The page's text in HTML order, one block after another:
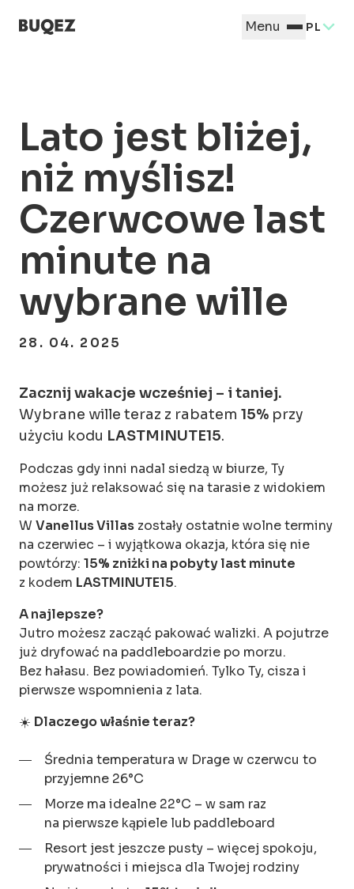
Menu PL
Lato jest bliżej,
niż myślisz!
Czerwcowe last
minute na
wybrane wille
28. 04. 2025
Zacznij wakacje wcześniej – i taniej.
Wybrane wille teraz z rabatem 15% przy
użyciu kodu LASTMINUTE15.
Podczas gdy inni nadal siedzą w biurze, Ty
możesz już relaksować się na tarasie z widokiem
na morze.
W Vanellus Villas zostały ostatnie wolne terminy
na czerwiec – i wyjątkowa okazja, która się nie
powtórzy: 15% zniżki na pobyty last minute
z kodem LASTMINUTE15.
A najlepsze?
Jutro możesz zacząć pakować walizki. A pojutrze
już dryfować na paddleboardzie po morzu.
Bez hałasu. Bez powiadomień. Tylko Ty, cisza i
pierwsze wspomnienia z lata.
☀️ Dlaczego właśnie teraz?
Średnia temperatura w Drage w czerwcu to
przyjemne 26°C
Morze ma idealne 22°C – w sam raz
na pierwsze kąpiele lub paddleboard
Resort jest jeszcze pusty – więcej spokoju,
prywatności i miejsca dla Twojej rodziny